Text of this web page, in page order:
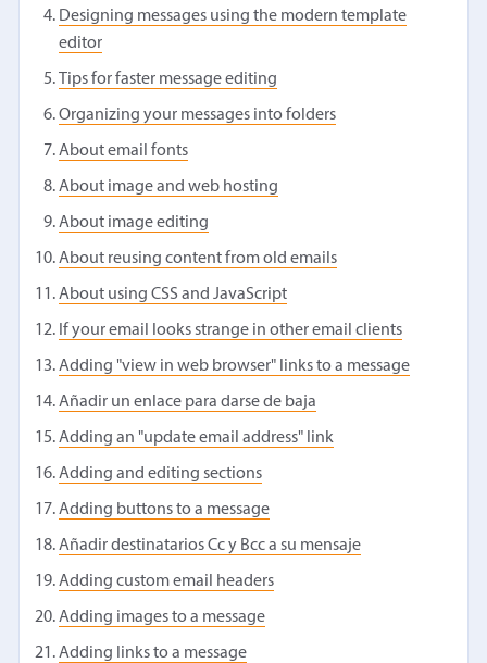
Designing messages using the modern template
editor
Tips for faster message editing
Organizing your messages into folders
About email fonts
About image and web hosting
About image editing
About reusing content from old emails
About using CSS and JavaScript
If your email looks strange in other email clients
Adding "view in web browser" links to a message
Añadir un enlace para darse de baja
Adding an "update email address" link
Adding and editing sections
Adding buttons to a message
Añadir destinatarios Cc y Bcc a su mensaje
Adding custom email headers
Adding images to a message
Adding links to a message